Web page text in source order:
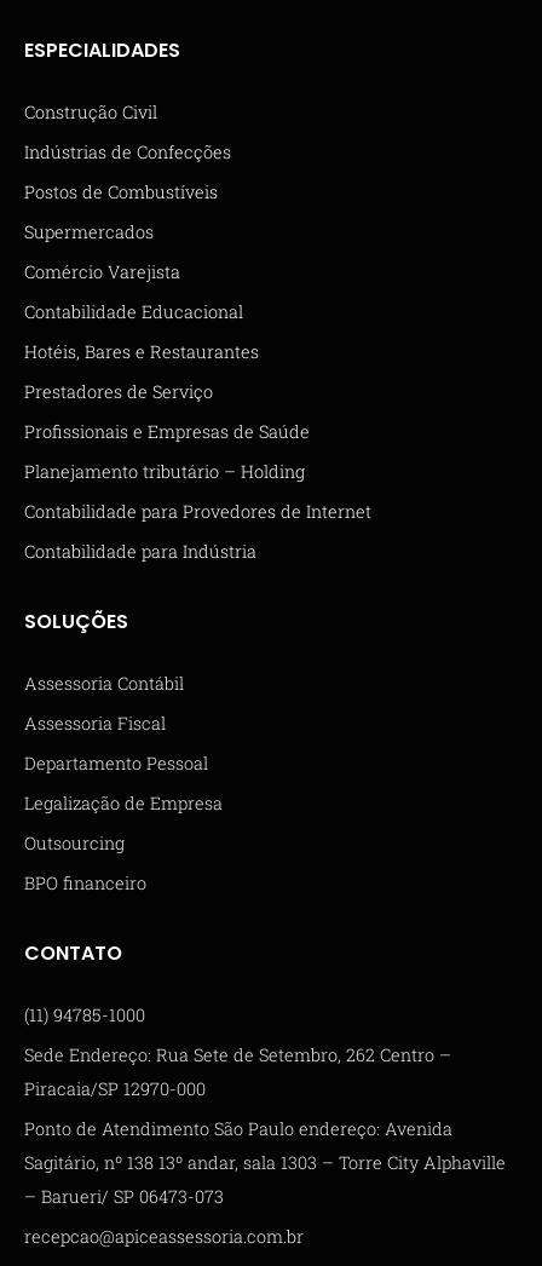
ESPECIALIDADES
Construção Civil
Indústrias de Confecções
Postos de Combustíveis
Supermercados
Comércio Varejista
Contabilidade Educacional
Hotéis, Bares e Restaurantes
Prestadores de Serviço
Profissionais e Empresas de Saúde
Planejamento tributário – Holding
Contabilidade para Provedores de Internet
Contabilidade para Indústria
SOLUÇÕES
Assessoria Contábil
Assessoria Fiscal
Departamento Pessoal
Legalização de Empresa
Outsourcing
BPO financeiro
CONTATO
(11) 94785-1000
Sede Endereço: Rua Sete de Setembro, 262 Centro –
Piracaia/SP 12970-000
Ponto de Atendimento São Paulo endereço: Avenida
Sagitário, nº 138 13º andar, sala 1303 – Torre City Alphaville
– Barueri/ SP 06473-073
recepcao@apiceassessoria.com.br